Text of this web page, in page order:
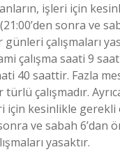
işleri için
sonra ve
çalışmaları
çalışma saati 9
40 saattir. Fazla
türlü çalışmadır.
için kesinlikle gerekli
ve sabah 6’dan
yasaktır.